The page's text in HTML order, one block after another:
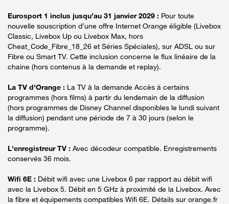
Eurosport 1 inclus jusqu’au 31 janvier 2029 : Pour toute
nouvelle souscription d’une offre Internet Orange éligible (Livebox
Classic, Livebox Up ou Livebox Max, hors
Cheat_Code_Fibre_18_26 et Séries Spéciales), sur ADSL ou sur
Fibre ou Smart TV. Cette inclusion concerne le flux linéaire de la
chaine (hors contenus à la demande et replay).
La TV d'Orange : La TV à la demande Accès à certains
programmes (hors films) à partir du lendemain de la diffusion
(hors programmes de Disney Channel disponibles le lundi suivant
la diffusion) pendant une période de 7 à 30 jours (selon le
programme).
L'enregistreur TV : Avec décodeur compatible. Enregistrements
conservés 36 mois.
Wifi 6E : Débit wifi avec une Livebox 6 par rapport au débit wifi
avec la Livebox 5. Débit en 5 GHz à proximité de la Livebox. Avec
la fibre et équipements compatibles Wifi 6E. Détails sur orange.fr